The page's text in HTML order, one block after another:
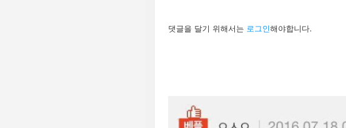
답
글
댓글을 달기 위해서는 로그인해야합니다.